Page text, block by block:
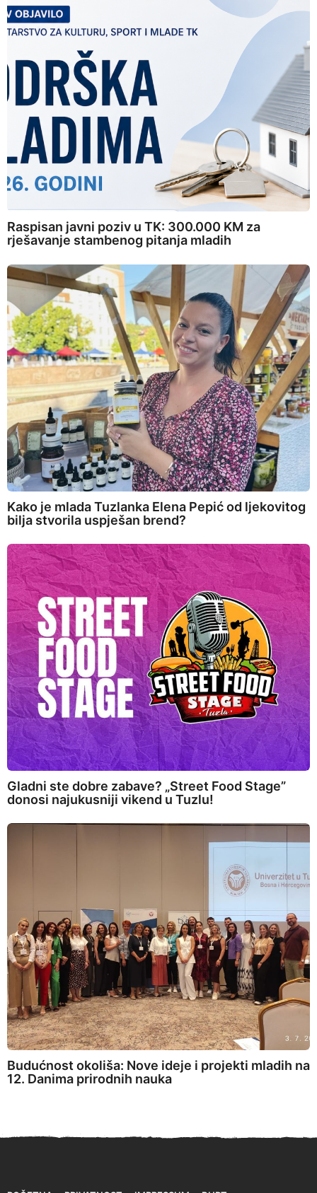
Raspisan javni poziv u TK: 300.000 KM za
rješavanje stambenog pitanja mladih
Kako je mlada Tuzlanka Elena Pepić od ljekovitog
bilja stvorila uspješan brend?
Gladni ste dobre zabave? „Street Food Stage”
donosi najukusniji vikend u Tuzlu!
Budućnost okoliša: Nove ideje i projekti mladih na
12. Danima prirodnih nauka